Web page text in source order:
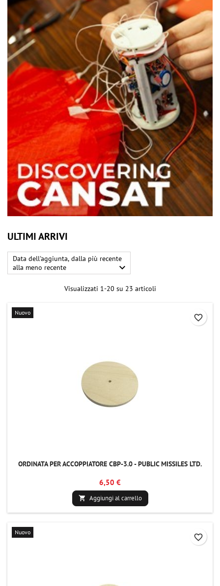
ULTIMI ARRIVI
Data dell'aggiunta, dalla più recente
alla meno recente

Visualizzati 1-20 su 23 articoli
Nuovo
ORDINATA PER ACCOPPIATORE CBP-3.0 - PUBLIC MISSILES LTD.
6,50 €
 Aggiungi al carrello
favorite_border
Nuovo
favorite_border